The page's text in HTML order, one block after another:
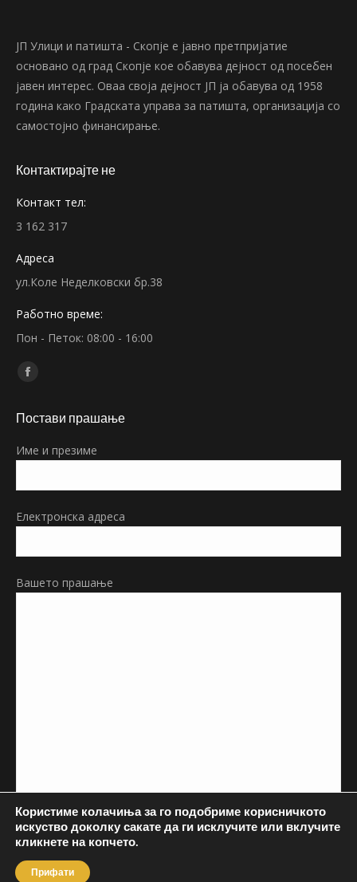
ЈП Улици и патишта - Скопје е јавно претпријатие
основано од град Скопје кое обавува дејност од посебен
јавен интерес. Оваа своја дејност ЈП ја обавува од 1958
година како Градската управа за патишта, организација со
самостојно финансирање.
Контактирајте не
Контакт тел:
3 162 317
Адреса
ул.Коле Неделковски бр.38
Работно време:
Пон - Петок: 08:00 - 16:00
Find us on:
Facebook
opens
new
Постави прашање
Име и презиме
Електронска адреса
Вашето прашање
Користиме колачиња за го подобриме корисничкото
искуство доколку сакате да ги исклучите или вклучите
кликнете на копчето.
Прифати